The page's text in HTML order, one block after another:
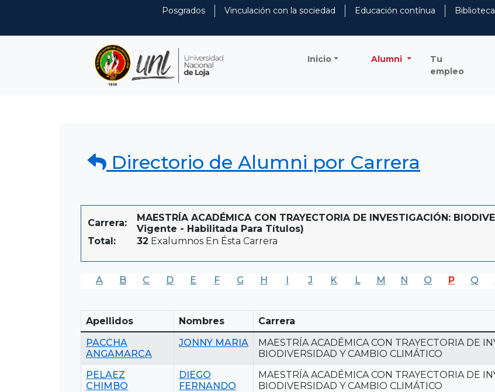
Posgrados Vinculación con la sociedad Educación contínua
Inicio Alumni
Tu
empleo
Directorio de Alumni por Carrera
Carrera:
MAESTRÍA ACADÉMICA CON TRAYECTORIA DE INVESTIGACIÓN:
Vigente - Habilitada Para Títulos)
Total:
32 Exalumnos En Ésta Carrera
A B C D E F G H I J K L M N O P Q
Apellidos Nombres Carrera
PACCHA
ANGAMARCA
JONNY MARIA
MAESTRÍA ACADÉMICA CON TRAYECTORIA DE
BIODIVERSIDAD Y CAMBIO CLIMÁTICO
PELAEZ
CHIMBO
DIEGO
FERNANDO
MAESTRÍA ACADÉMICA CON TRAYECTORIA DE
BIODIVERSIDAD Y CAMBIO CLIMÁTICO